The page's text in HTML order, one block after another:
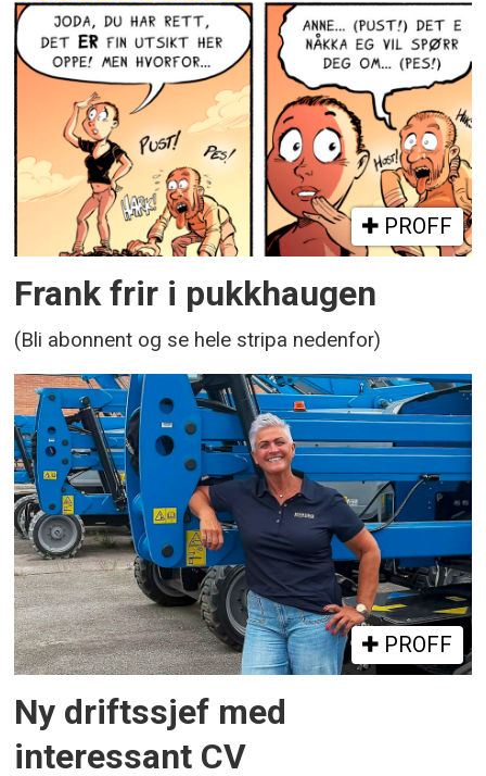
PROFF
Frank frir i pukkhaugen
(Bli abonnent og se hele stripa nedenfor)
PROFF
Ny driftssjef med
interessant CV